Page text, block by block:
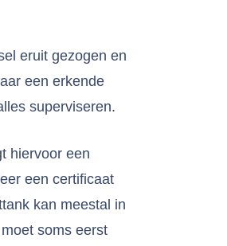
eruit gezogen en
een erkende
superviseren.
hiervoor een
een certificaat
kan meestal in
soms eerst